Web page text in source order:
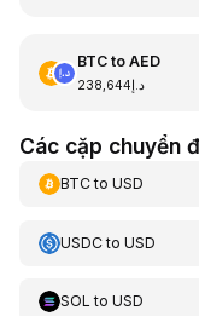
BTCto AED
د.إ238,644
Các cặp chuyển
BTCto USD
USDCto USD
SOL to USD